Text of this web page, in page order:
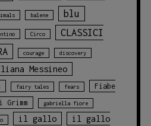
balene blu
Circo
CLASSICI
courage discovery
Messineo
fairy tales fears
Fiabe
gabriella fiore
il gallo
il gallo